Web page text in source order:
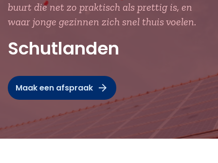
buurt die net zo praktisch als prettig is, en
waar jonge gezinnen zich snel thuis voelen.
Schutlanden
Maak een afspraak